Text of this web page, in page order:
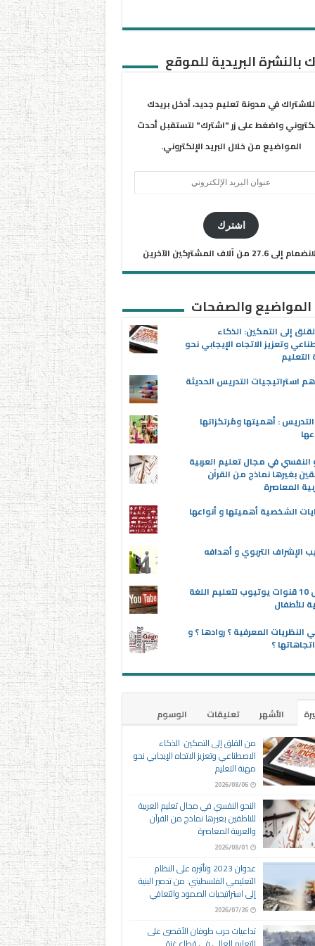
بالنشرة البريدية للموقع
للاشتراك في مدونة تعليم جديد، أدخل بريدك
واضغط على زر "اشترك" لتستقبل أحدث
المواضيع من خلال البريد الإلكتروني.
اشترك
إلى 27.6 من آلاف المشتركين الآخرين
المواضيع والصفحات
إلى التمكين: الذكاء
وتعزيز الاتجاه الإيجابي نحو
استراتيجيات التدريس الحديثة
: أهميتها ومُرتكزاتها
النفسي في مجال تعليم العربية
بغيرها نماذج من القرآن
المعاصرة
الشخصية أهميتها و أنواعها
الإشراف التربوي و أهدافه
أفضل 10 قنوات يوتيوب لتعليم اللغة
للأطفال
النظريات المعرفية ؟ روادها ؟ و
؟
الأشهر تعليقات
الوسوم
من القلق إلى التمكين: الذكاء
الاصطناعي وتعزيز الاتجاه الإيجابي نحو
مهنة التعليم
2026/08/06
النحو النفسي في مجال تعليم العربية
للناطقين بغيرها نماذج من القرآن
والعربية المعاصرة
2026/08/01
عدوان 2023 وتأثيره على النظام
التعليمي الفلسطيني: من تدمير البنية
إلى استراتيجيات الصمود والتعافي
2026/07/26
تداعيات حرب طوفان الأقصى على